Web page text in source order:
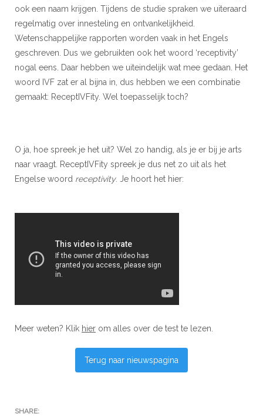
ook een naam krijgen. Tijdens de studie spraken we uiteraard
regelmatig over innesteling en ontvankelijkheid.
Wetenschappelijke rapporten worden vaak in het Engels
geschreven. Dus we gebruikten ook het woord ‘receptivity’
nogal eens. Daar hebben we uiteindelijk wat mee gedaan. Het
woord IVF zat er al bijna in, dus hebben we een combinatie
gemaakt: ReceptIVFity. Wel toepasselijk toch?
O ja, hoe spreek je het uit? Wel zo handig, als je er bij je arts
naar vraagt. ReceptIVFity spreek je dus net zo uit als het
Engelse woord receptivity. Je hoort het hier:
Meer weten? Klik hier om alles over de test te lezen.
Terug naar nieuwspagina